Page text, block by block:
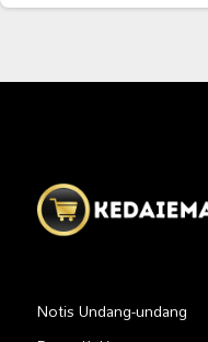
Notis Undang-undang